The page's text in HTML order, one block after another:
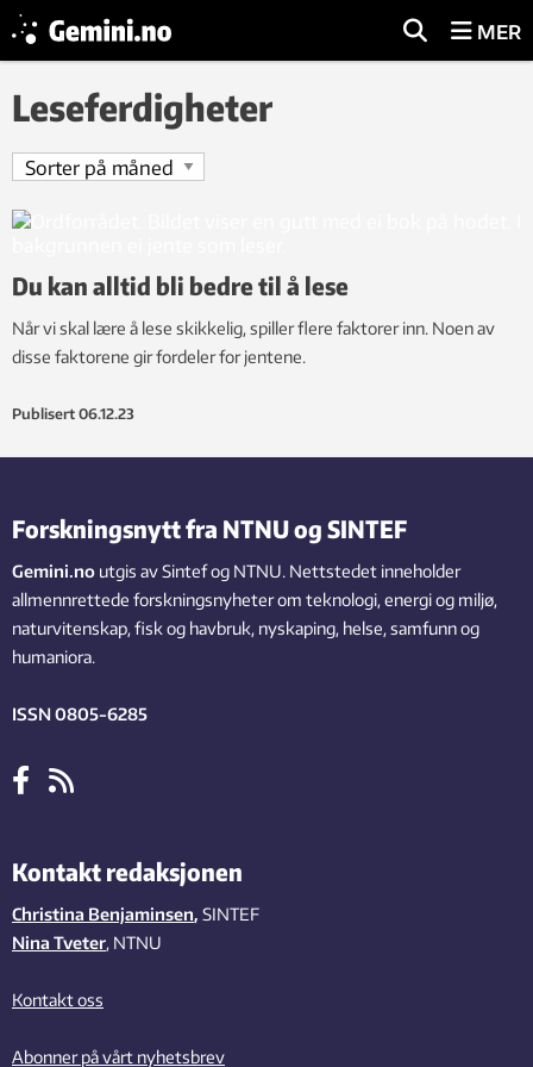
MER
Leseferdigheter
Du kan alltid bli bedre til å lese
Når vi skal lære å lese skikkelig, spiller flere faktorer inn. Noen av
disse faktorene gir fordeler for jentene.
Publisert 06.12.23
Forskningsnytt fra NTNU og SINTEF
Gemini.no utgis av Sintef og NTNU. Nettstedet inneholder
allmennrettede forskningsnyheter om teknologi, energi og miljø,
naturvitenskap, fisk og havbruk, nyskaping, helse, samfunn og
humaniora.
ISSN 0805-6285
Kontakt redaksjonen
Christina Benjaminsen, SINTEF
Nina Tveter, NTNU
Kontakt oss
Abonner på vårt nyhetsbrev